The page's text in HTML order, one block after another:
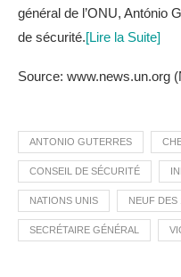
général de l’ONU, António
de sécurité.[Lire la Suite]
Source: www.news.un.org
ANTONIO GUTERRES
CONSEIL DE SÉCURITÉ
NATIONS UNIS NEUF DES
SECRÉTAIRE GÉNÉRAL